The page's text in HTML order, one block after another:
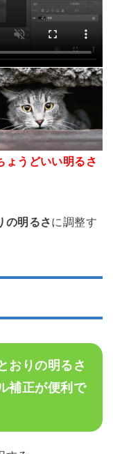
ょうどいい明るさ
の明るさに調整す
おりの明るさ
補正が便利で